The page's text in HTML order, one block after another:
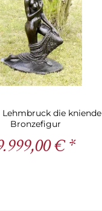
die
Bronzefigur
€ *